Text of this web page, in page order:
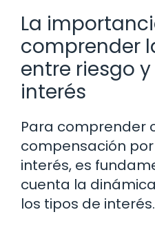
La
comprender
entre riesgo
interés
Para comprender
compensación
interés, es
cuenta la
los tipos de interés.